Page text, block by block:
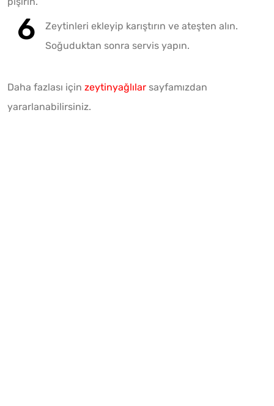
Zeytinleri ekleyip karıştırın ve ateşten alın.
Soğuduktan sonra servis yapın.
Daha fazlası için zeytinyağlılar sayfamızdan
yararlanabilirsiniz.